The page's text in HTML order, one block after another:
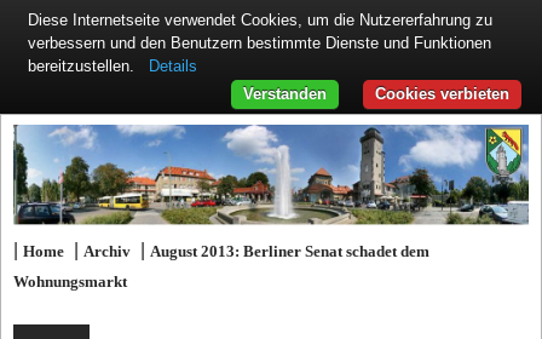
|Home |Archiv |August 2013: Berliner Senat schadet dem
Wohnungsmarkt
Diese Internetseite verwendet Cookies, um die Nutzererfahrung zu
verbessern und den Benutzern bestimmte Dienste und Funktionen
bereitzustellen.
Details
Cookies verbieten
Verstanden